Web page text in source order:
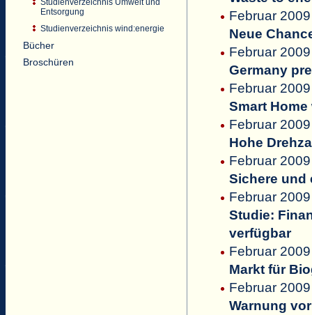
Studienverzeichnis Umwelt und
Entsorgung
Studienverzeichnis wind:energie
Bücher
Broschüren
Februar
Neue
Februar
Germany
Februar
Smart
Februar
Hohe
Februar
Sichere und
Februar
Studie:
verfügbar
Februar
Markt für
Februar
Warnung